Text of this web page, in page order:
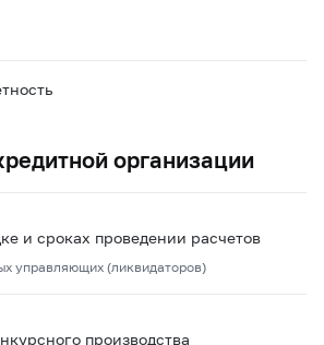
организации
и сроках проведении расчетов
управляющих (ликвидаторов)
производства